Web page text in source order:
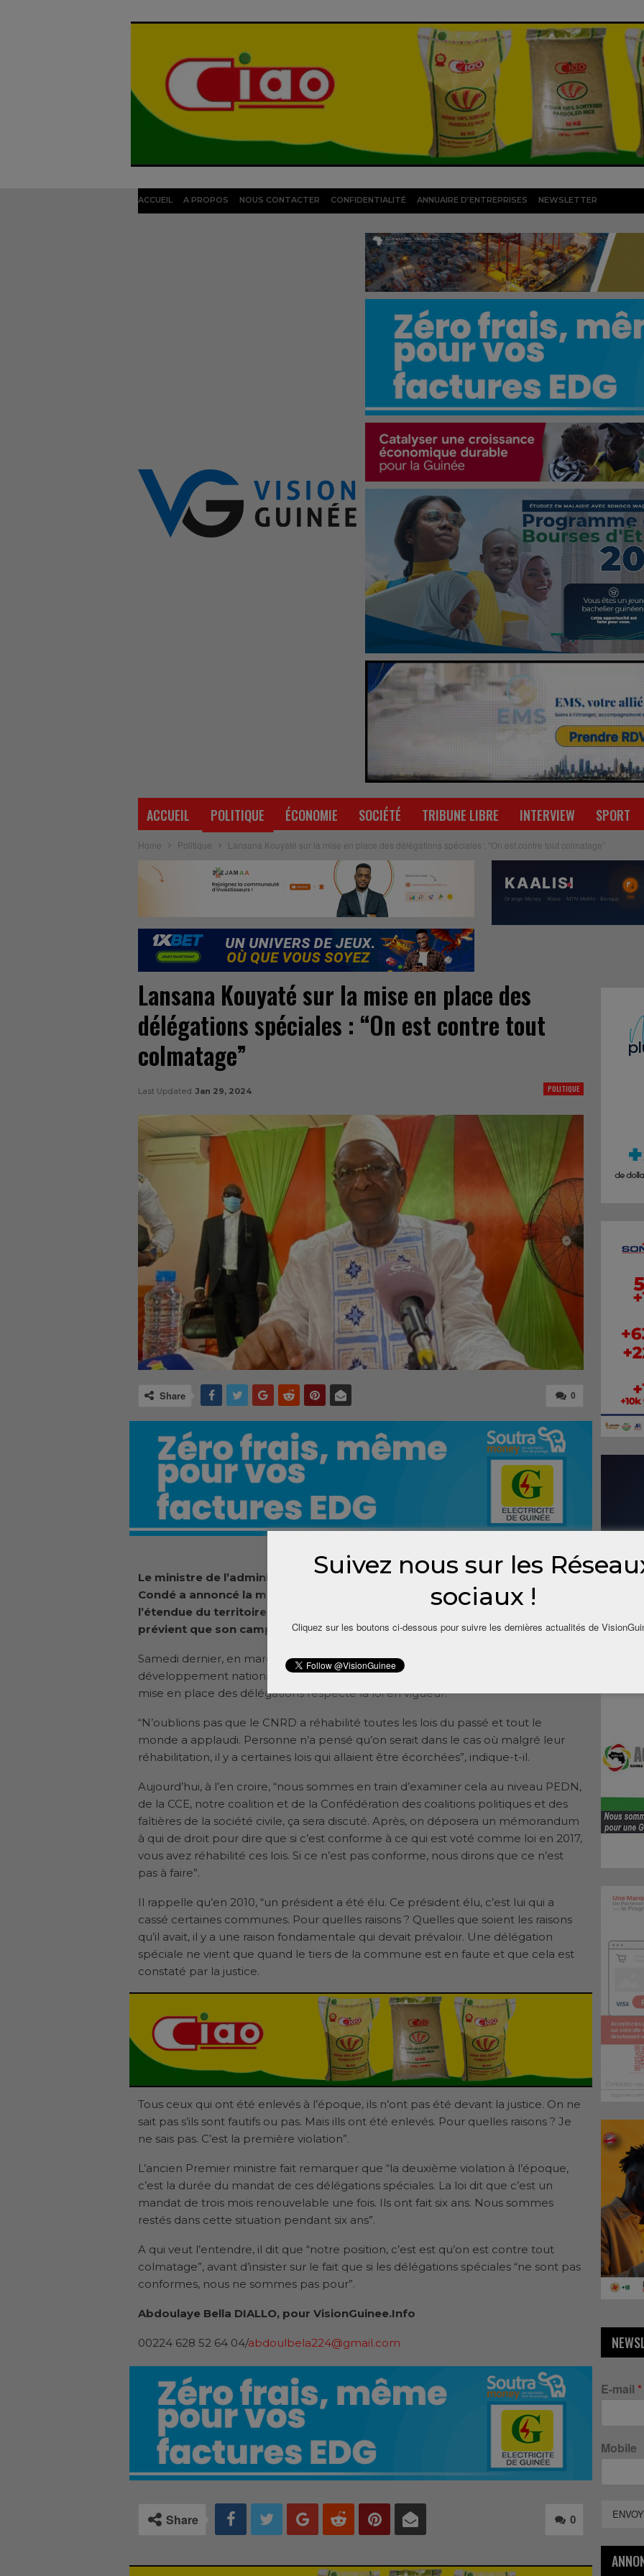
ACCUEIL A PROPOS NOUS CONTACTER CONFIDENTIALITÉ ANNUAIRE D’ENTREPRISES NEWSLETTER
ACCUEIL POLITIQUE ÉCONOMIE SOCIÉTÉ TRIBUNE LIBRE INTERVIEW SPORT
Home Politique Lansana Kouyaté sur la mise en place des délégations spéciales : “On est contre tout colmatage”
Lansana Kouyaté sur la mise en place des
délégations spéciales : “On est contre tout
colmatage”
POLITIQUE
Last Updated Jan 29, 2024
0
Share
Le ministre de l’administration du territoire et de la décentralisation, Mory
Condé a annoncé la mise en place de délégations spéciales sur toute
l’étendue du territoire national. L’ancien Premier ministre Lansana Kouyaté
prévient que son camp ne cautionnera aucune violation de la loi.
Samedi dernier, en marge de l’assemblée générale du Parti de l’espoir pour le
développement national (PEDN), Lansana Kouyaté souhaite que le processus de
mise en place des délégations respecte la loi en vigueur.
“N’oublions pas que le CNRD a réhabilité toutes les lois du passé et tout le
monde a applaudi. Personne n’a pensé qu’on serait dans le cas où malgré leur
réhabilitation, il y a certaines lois qui allaient être écorchées”, indique-t-il.
Aujourd’hui, à l’en croire, “nous sommes en train d’examiner cela au niveau PEDN,
de la CCE, notre coalition et de la Confédération des coalitions politiques et des
faîtières de la société civile, ça sera discuté. Après, on déposera un mémorandum
à qui de droit pour dire que si c’est conforme à ce qui est voté comme loi en 2017,
vous avez réhabilité ces lois. Si ce n’est pas conforme, nous dirons que ce n’est
pas à faire”.
Il rappelle qu’en 2010, “un président a été élu. Ce président élu, c’est lui qui a
cassé certaines communes. Pour quelles raisons ? Quelles que soient les raisons
qu’il avait, il y a une raison fondamentale qui devait prévaloir. Une délégation
spéciale ne vient que quand le tiers de la commune est en faute et que cela est
constaté par la justice.
Tous ceux qui ont été enlevés à l’époque, ils n’ont pas été devant la justice. On ne
sait pas s’ils sont fautifs ou pas. Mais ills ont été enlevés. Pour quelles raisons ? Je
ne sais pas. C’est la première violation”.
L’ancien Premier ministre fait remarquer que “la deuxième violation à l’époque,
c’est la durée du mandat de ces délégations spéciales. La loi dit que c’est un
mandat de trois mois renouvelable une fois. Ils ont fait six ans. Nous sommes
restés dans cette situation pendant six ans”.
A qui veut l’entendre, il dit que “notre position, c’est est qu’on est contre tout
colmatage”, avant d’insister sur le fait que si les délégations spéciales “ne sont pas
conformes, nous ne sommes pas pour”.
Abdoulaye Bella DIALLO, pour VisionGuinee.Info
00224 628 52 64 04/abdoulbela224@gmail.com
0
Share
E-mail *
Mobile
Suivez nous sur les
sociaux !
Cliquez sur les boutons ci-dessous pour suivre les dernières actualités de